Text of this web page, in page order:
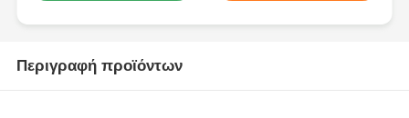
Περιγραφή προϊόντων